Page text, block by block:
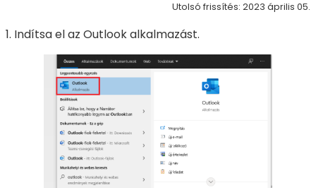
Utolsó frissítés: 2023 április 05.
1. Indítsa el az Outlook alkalmazást.